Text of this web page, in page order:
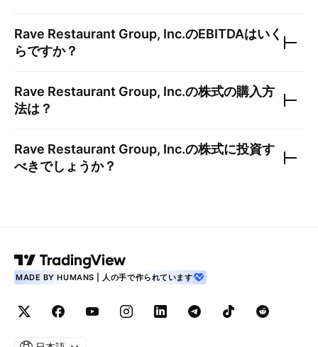
Rave Restaurant Group, Inc.のEBITDAはいく
らですか？
Rave Restaurant Group, Inc.の株式の購入方
法は？
Rave Restaurant Group, Inc.の株式に投資す
べきでしょうか？
MADE BY HUMANS | 人の手で作られています